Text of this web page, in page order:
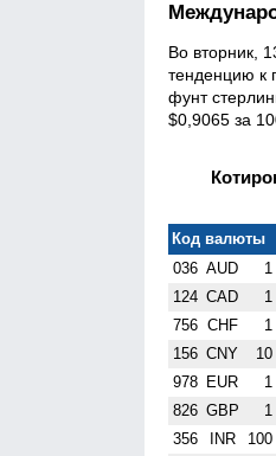
Во вторник,
тенденцию к
фунт
$0,9065 за
Код валюты
036 AUD 1
124 CAD 1
756 CHF 1
156 CNY 10
978 EUR 1
826 GBP 1
356 INR 100